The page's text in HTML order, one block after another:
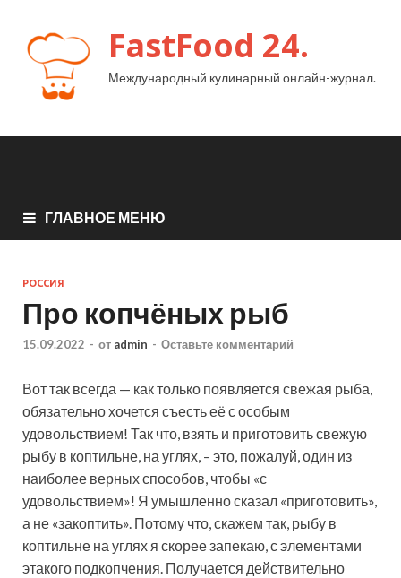
FastFood 24.
Международный кулинарный онлайн-журнал.
ГЛАВНОЕ МЕНЮ
РОССИЯ
Про копчёных рыб
15.09.2022 - от admin - Оставьте комментарий
Вот так всегда — как только появляется свежая рыба,
обязательно хочется съесть её с особым
удовольствием! Так что, взять и приготовить свежую
рыбу в коптильне, на углях, – это, пожалуй, один из
наиболее верных способов, чтобы «с
удовольствием»! Я умышленно сказал «приготовить»,
а не «закоптить». Потому что, скажем так, рыбу в
коптильне на углях я скорее запекаю, с элементами
этакого подкопчения. Получается действительно